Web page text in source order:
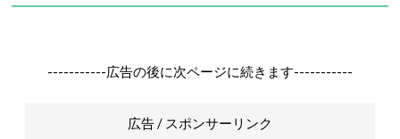
-----------広告の後に次ページに続きます-----------
広告 / スポンサーリンク